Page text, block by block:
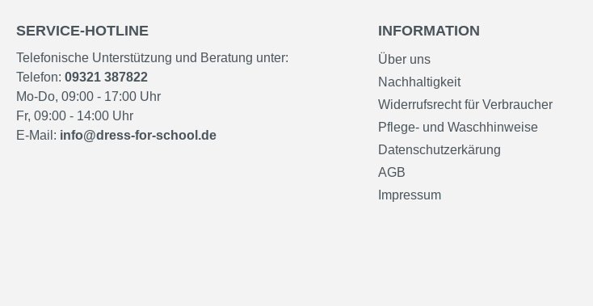
SERVICE-HOTLINE
Telefonische Unterstützung und Beratung unter:
Telefon: 09321 387822
Mo-Do, 09:00 - 17:00 Uhr
Fr, 09:00 - 14:00 Uhr
E-Mail: info@dress-for-school.de
INFORMATION
Über uns
Nachhaltigkeit
Widerrufsrecht für Verbraucher
Pflege- und Waschhinweise
Datenschutzerkärung
AGB
Impressum